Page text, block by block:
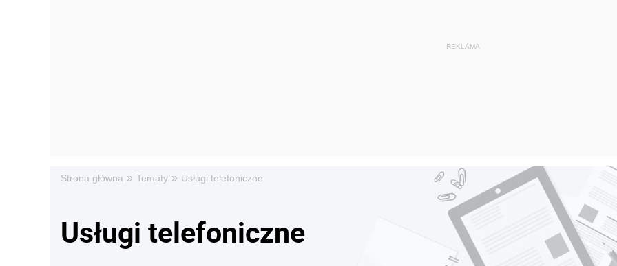
Strona główna » Tematy » Usługi telefoniczne
Usługi telefoniczne